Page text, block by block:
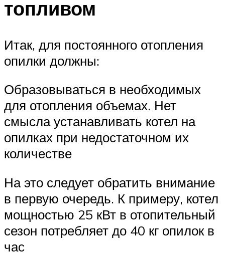
топливом
Итак, для постоянного отопления
опилки должны:
Образовываться в необходимых
для отопления объемах. Нет
смысла устанавливать котел на
опилках при недостаточном их
количестве
На это следует обратить внимание
в первую очередь. К примеру, котел
мощностью 25 кВт в отопительный
сезон потребляет до 40 кг опилок в
час